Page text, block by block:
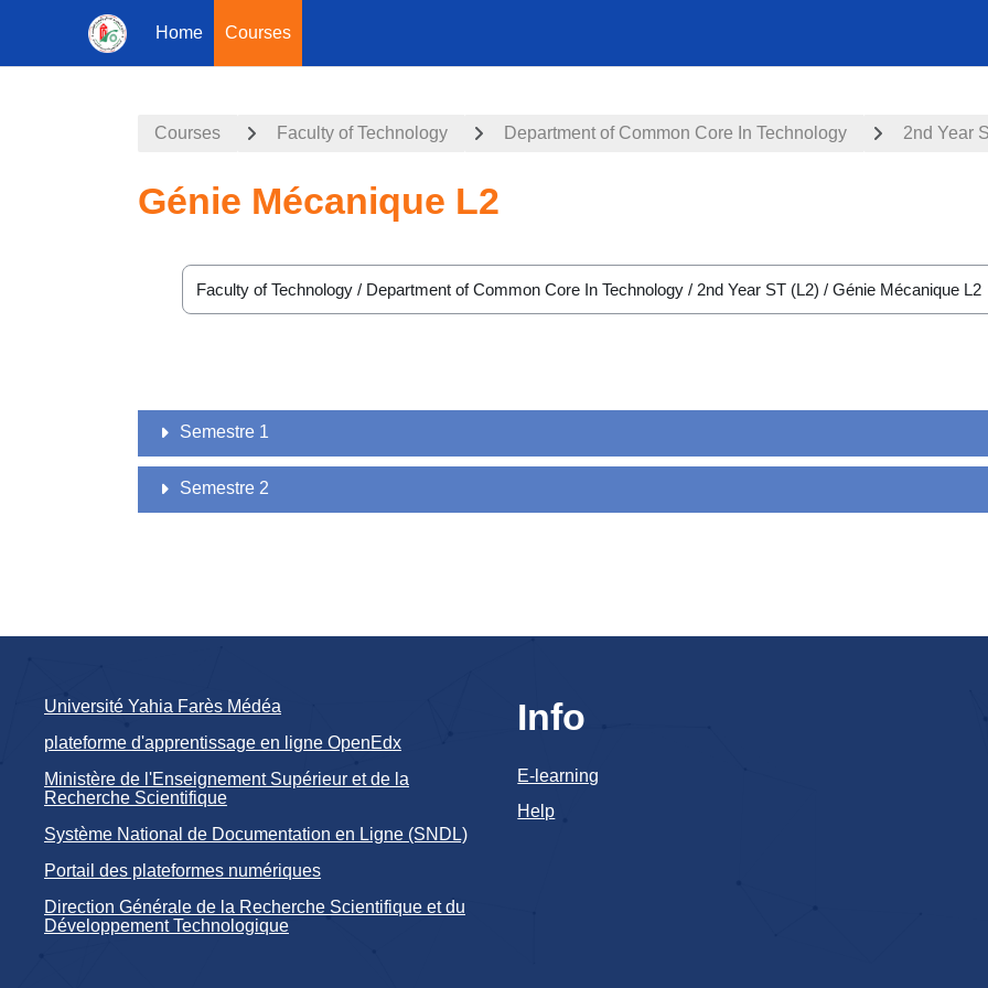
Home Courses
Courses Faculty of Technology Department of Common Core In Technology 2nd Year
Génie Mécanique L2
Course categories
Semestre 1
Semestre 2
Université Yahia Farès Médéa
plateforme d'apprentissage en ligne OpenEdx
Ministère de l'Enseignement Supérieur et de la
Recherche Scientifique
Système National de Documentation en Ligne (SNDL)
Portail des plateformes numériques
Direction Générale de la Recherche Scientifique et du
Développement Technologique
Info
E-learning
Help